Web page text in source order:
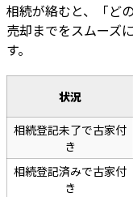
相続が絡むと、「ど
売却までをスムーズ
す。
状況
相続登記未了で古家付
き
相続登記済みで古家付
き